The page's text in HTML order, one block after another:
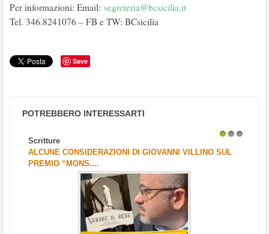
Per informazioni: Email: segreteria@bcsicilia.it
Tel. 346.8241076 – FB e TW: BCsicilia
Save
POTREBBERO INTERESSARTI
Scritture
ALCUNE CONSIDERAZIONI DI GIOVANNI VILLINO SUL
PREMIO “MONS....